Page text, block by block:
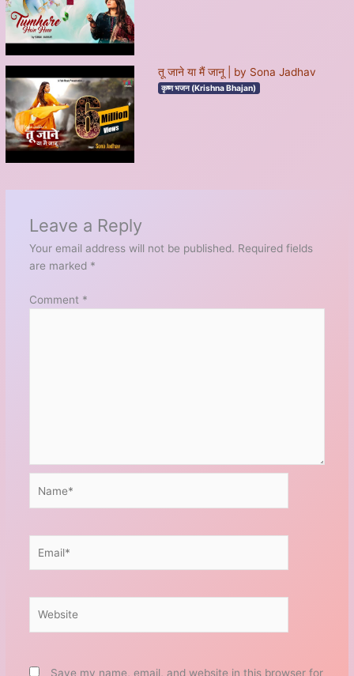
तू जाने या मैं जानू | by Sona Jadhav
कृष्ण भजन (Krishna Bhajan)
Leave a Reply
Your email address will not be published. Required fields
are marked *
Comment *
Save my name, email, and website in this browser for